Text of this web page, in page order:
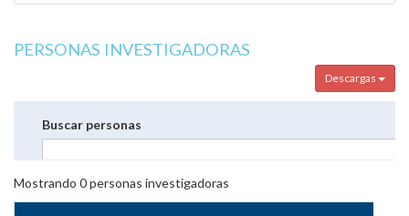
PERSONAS INVESTIGADORAS
Descargas
Buscar personas
Mostrando 0personas investigadoras